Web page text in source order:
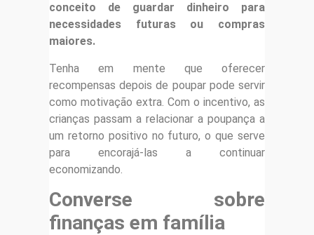
conceito de guardar dinheiro para
necessidades futuras ou compras
maiores.
Tenha em mente que oferecer
recompensas depois de poupar pode servir
como motivação extra. Com o incentivo, as
crianças passam a relacionar a poupança a
um retorno positivo no futuro, o que serve
para encorajá-las a continuar
economizando.
Converse sobre
finanças em família